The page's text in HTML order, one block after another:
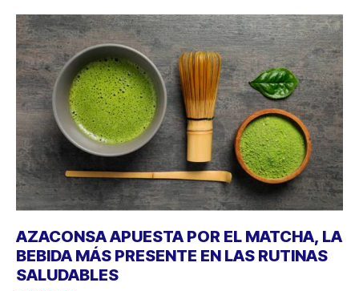
AZACONSA APUESTA POR EL MATCHA, LA
BEBIDA MÁS PRESENTE EN LAS RUTINAS
SALUDABLES